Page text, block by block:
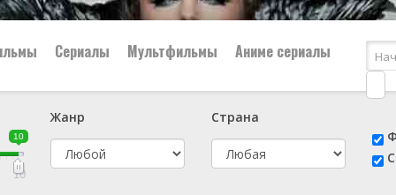
👨‍✈️ Военный
🕵️‍♂️ Детектив
Сериалы Мультфильмы Аниме сериалы
10
10
Жанр
Страна